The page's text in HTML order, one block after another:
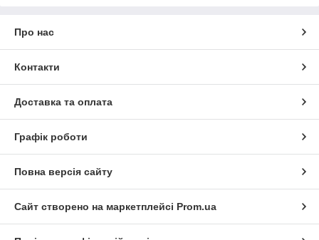
Про нас
Контакти
Доставка та оплата
Графік роботи
Повна версія сайту
Сайт створено на маркетплейсі Prom.ua